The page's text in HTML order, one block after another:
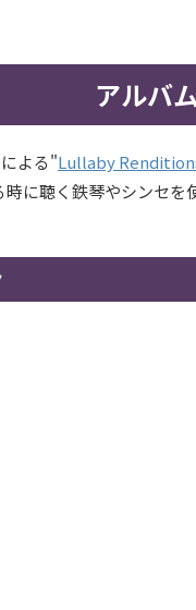
アルバ
よる"Lullaby
に聴く鉄琴やシンセ